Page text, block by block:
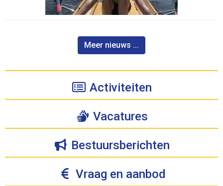
Meer nieuws ...
Activiteiten
Vacatures
Bestuursberichten
Vraag en aanbod